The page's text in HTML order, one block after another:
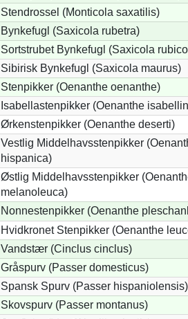
Stendrossel (Monticola saxatilis)
Bynkefugl (Saxicola rubetra)
Sortstrubet Bynkefugl (Saxicola
Sibirisk Bynkefugl (Saxicola maurus)
Stenpikker (Oenanthe oenanthe)
Isabellastenpikker (Oenanthe
Ørkenstenpikker (Oenanthe deserti)
Vestlig Middelhavsstenpikker
hispanica)
Østlig Middelhavsstenpikker
melanoleuca)
Nonnestenpikker (Oenanthe
Hvidkronet Stenpikker (Oenanthe
Vandstær (Cinclus cinclus)
Gråspurv (Passer domesticus)
Spansk Spurv (Passer hispaniolensis)
Skovspurv (Passer montanus)